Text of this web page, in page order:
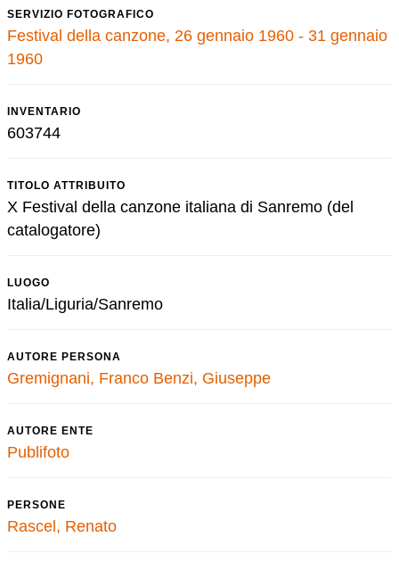
SERVIZIO FOTOGRAFICO
Festival della canzone, 26 gennaio 1960 - 31 gennaio
1960
INVENTARIO
603744
TITOLO ATTRIBUITO
X Festival della canzone italiana di Sanremo (del
catalogatore)
LUOGO
Italia/Liguria/Sanremo
AUTORE PERSONA
Gremignani, Franco Benzi, Giuseppe
AUTORE ENTE
Publifoto
PERSONE
Rascel, Renato